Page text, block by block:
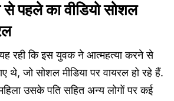
पहले का वीडियो सोशल
रही कि इस युवक ने आत्महत्या करने से
थे, जो सोशल मीडिया पर वायरल हो रहे हैं.
उसके पति सहित अन्य लोगों पर कई